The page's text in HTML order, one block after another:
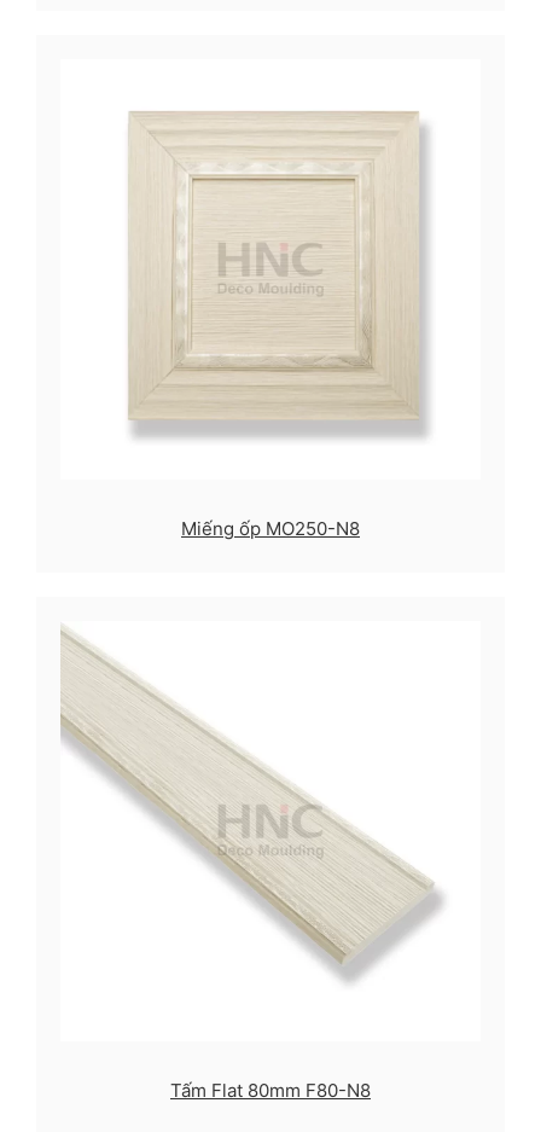
Miếng ốp MO250-N8
Tấm Flat 80mm F80-N8